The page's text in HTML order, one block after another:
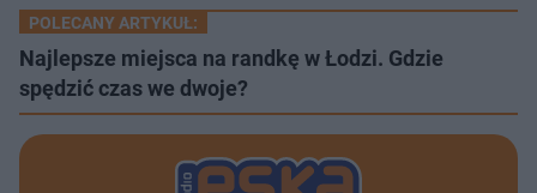
POLECANY ARTYKUŁ:
Najlepsze miejsca na randkę w Łodzi. Gdzie
spędzić czas we dwoje?